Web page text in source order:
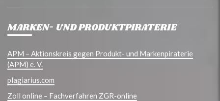
MARKEN- UND PRODUKTPIRATERIE
APM – Aktionskreis gegen Produkt- und Markenpiraterie
(APM) e. V.
plagiarius.com
Zoll online – Fachverfahren ZGR-online